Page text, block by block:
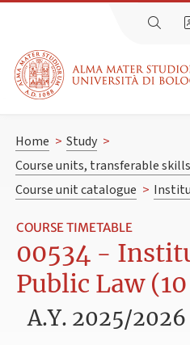
Home > Study >
Course units, transferable
Course unit catalogue >
COURSE TIMETABLE
00534 -
Public Law
A.Y. 2025/2026